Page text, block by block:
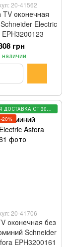
20-41562
TV оконечная
Electric
грн
наличии
БЕСПЛАТНАЯ ДОСТАВКА ОТ 3000 ГРН
20-41706
оконечная без
Schneider
EPH3200161